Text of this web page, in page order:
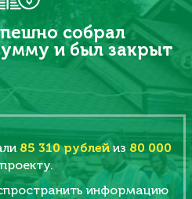
собрал
и был закрыт
85 310 рублей из 80 000
информацию